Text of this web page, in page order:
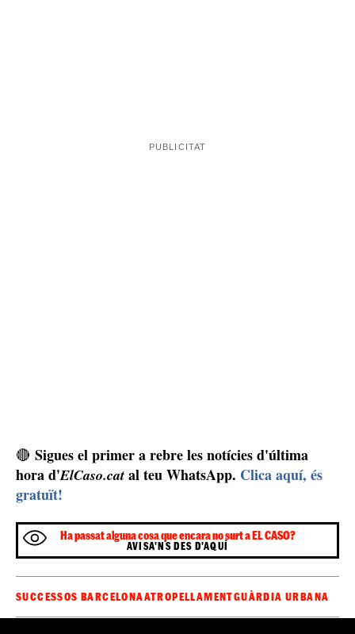
🔴 Sigues el primer a rebre les notícies d'última
hora d'ElCaso.cat al teu WhatsApp. Clica aquí, és
gratuït!
Ha passat alguna cosa que encara no surt a EL CASO?
AVISA'NS DES D'AQUÍ
SUCCESSOS BARCELONAATROPELLAMENTGUÀRDIA URBANA